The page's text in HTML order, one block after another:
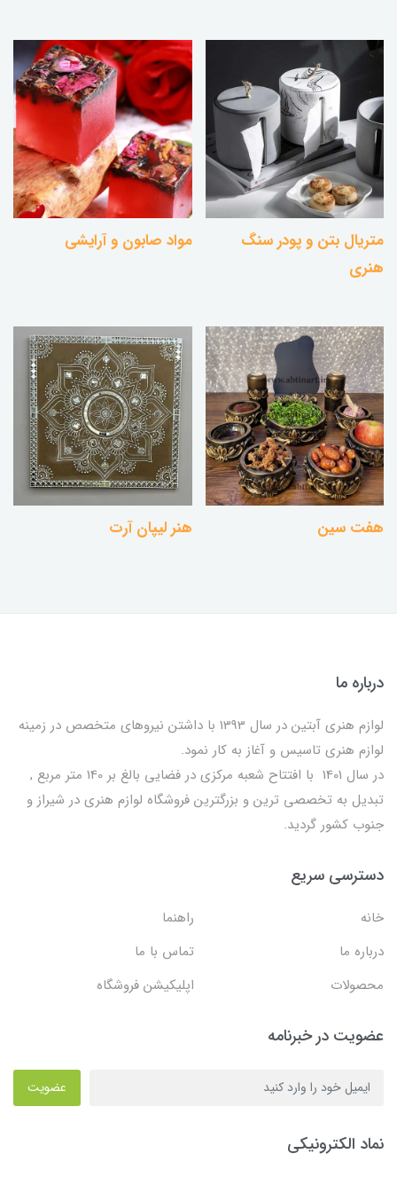
متریال بتن و پودر سنگ
هنری
مواد صابون و آرایشی
هفت سین هنر لیپان آرت
درباره ما
لوازم هنری آبتین در سال 1393 با داشتن نیروهای متخصص در زمینه
لوازم هنری تاسیس و آغاز به کار نمود.
در سال 1401 با افتتاح شعبه مرکزی در فضایی بالغ بر 140 متر مربع ,
تبدیل به تخصصی ترین و بزرگترین فروشگاه لوازم هنری در شیراز و
جنوب کشور گردید.
دسترسی سریع
خانه
راهنما
درباره ما
تماس با ما
محصولات
اپلیکیشن فروشگاه
عضویت در خبرنامه
عضویت
نماد الکترونیکی